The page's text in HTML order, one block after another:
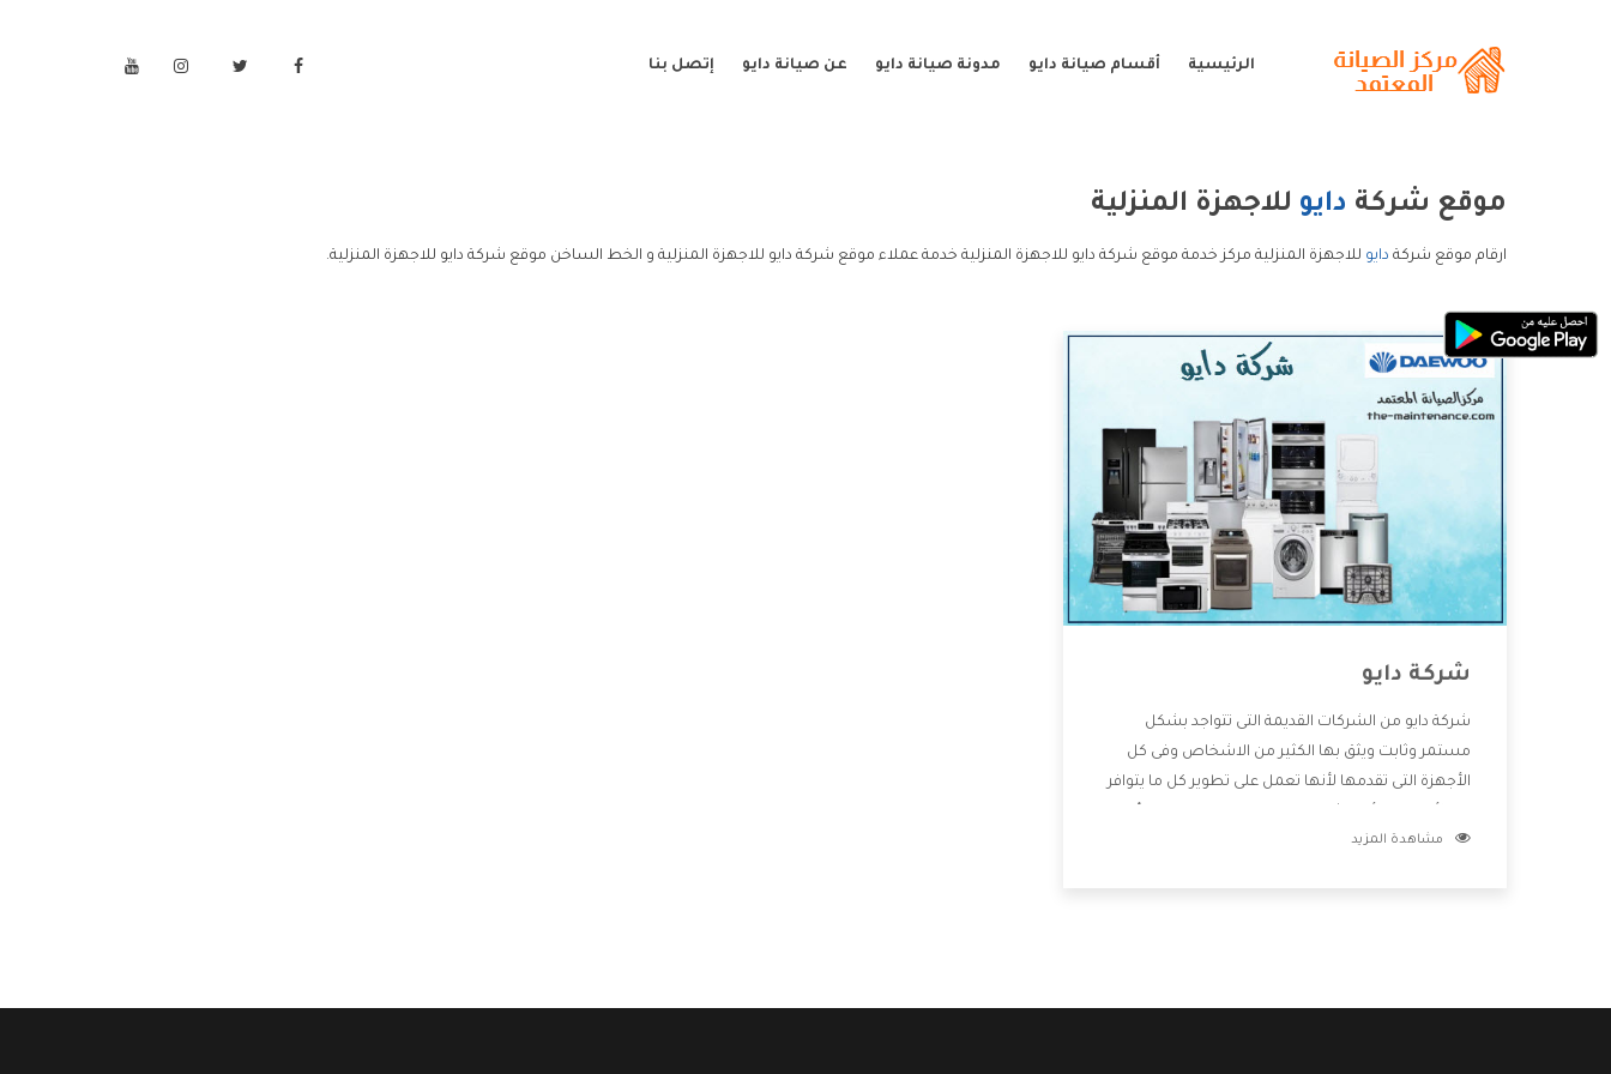
الرئيسية أقسام صيانة دايو مدونة صيانة دايو عن صيانة دايو إتصل بنا
موقع شركة دايو للاجهزة المنزلية
ارقام موقع شركة دايو للاجهزة المنزلية مركز خدمة موقع شركة دايو للاجهزة المنزلية خدمة عملاء موقع شركة دايو للاجهزة المنزلية و الخط الساخن موقع شركة دايو للاجهزة المنزلية.
شركة دايو
شركة دايو من الشركات القديمة التى تتواجد بشكل
مستمر وثابت ويثق بها الكثير من الاشخاص وفى كل
الأجهزة التى تقدمها لأنها تعمل على تطوير كل ما يتوافر
خدمات ما بعد البيع مع المنتجات وتقدم للعملاء أقوى
مشاهدة المزيد